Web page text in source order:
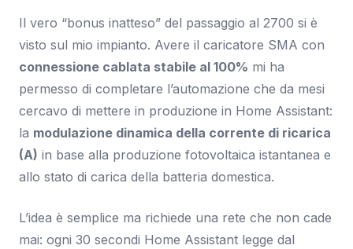
Il vero “bonus inatteso” del passaggio al 2700 si è
visto sul mio impianto. Avere il caricatore SMA con
connessione cablata stabile al 100% mi ha
permesso di completare l’automazione che da mesi
cercavo di mettere in produzione in Home Assistant:
la modulazione dinamica della corrente di ricarica
(A) in base alla produzione fotovoltaica istantanea e
allo stato di carica della batteria domestica.
L’idea è semplice ma richiede una rete che non cade
mai: ogni 30 secondi Home Assistant legge dal